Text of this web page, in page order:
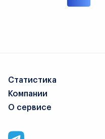
Статистика
Компании
О сервисе